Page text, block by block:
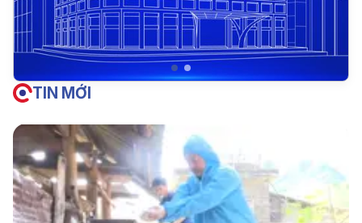
TIN MỚI